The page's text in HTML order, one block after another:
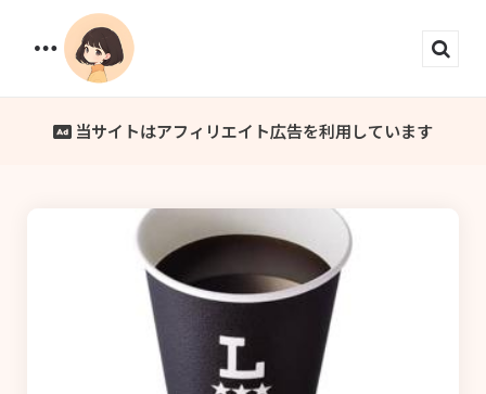
Menu
当サイトはアフィリエイト広告を利用しています